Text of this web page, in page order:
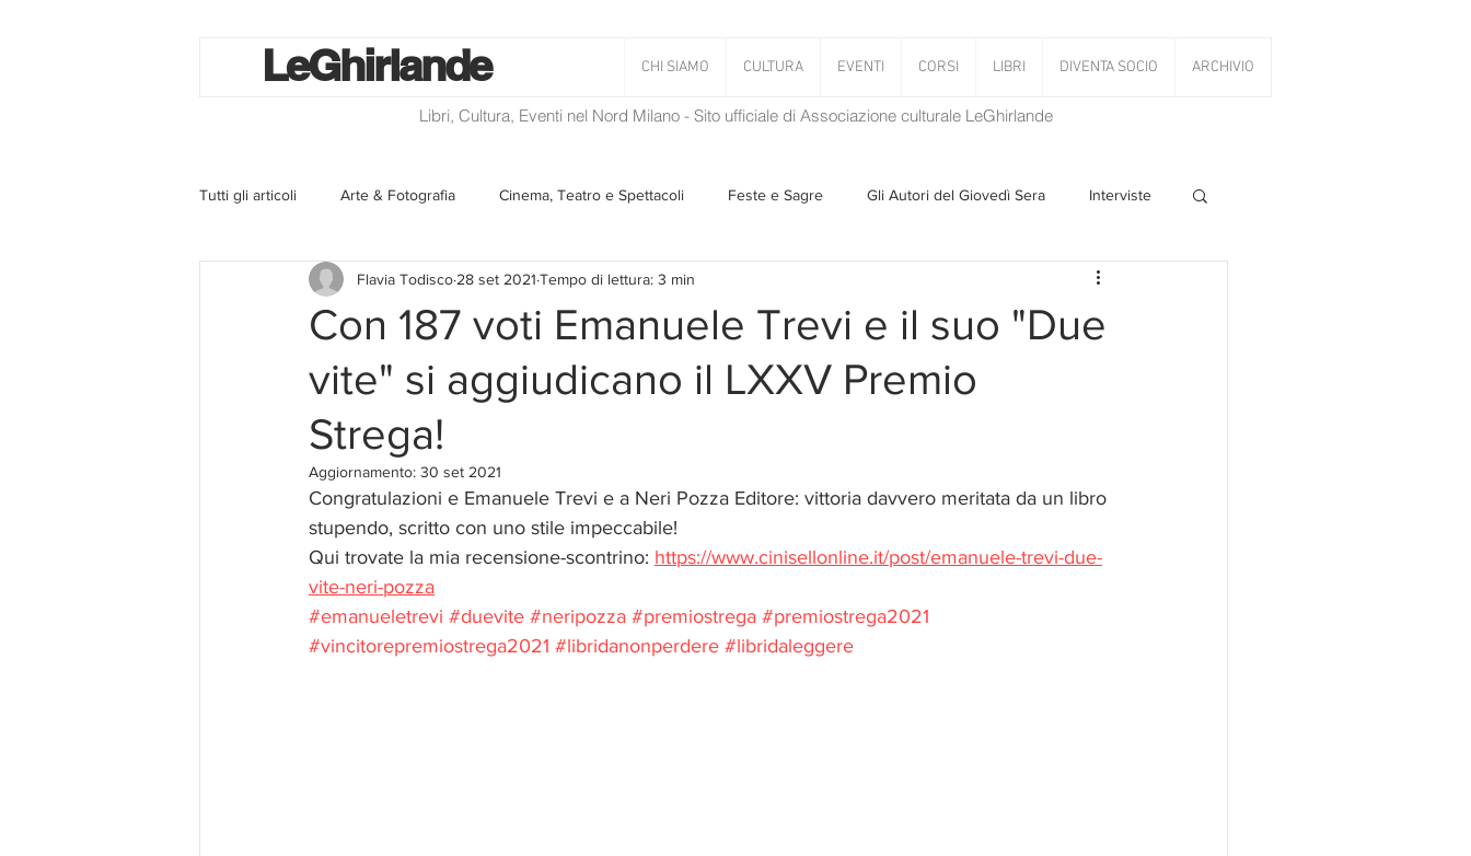
CHI SIAMO CULTURA EVENTI CORSI LIBRI DIVENTA SOCIO ARCHIVIO
LeGhirlande
Libri, Cultura, Eventi nel Nord Milano - Sito ufficiale di Associazione culturale LeGhirlande
Tutti gli articoli Arte & Fotografia Cinema, Teatro e Spettacoli Feste e Sagre Gli Autori del Giovedì Sera Interviste
La lotteria degli scontrini Libri Musica Storie Taciute
Eventi ed iniziative Utilità Il Blog di Mirabilis Salvaguardia dell'ambiente Ambiente
Progetti
Con 187 voti Emanuele Trevi e il suo "Due
vite" si aggiudicano il LXXV Premio
Strega!
Flavia Todisco 28 set 2021 Tempo di lettura: 3 min
Aggiornamento: 30 set 2021
Congratulazioni e Emanuele Trevi e a Neri Pozza Editore: vittoria davvero meritata da un libro
stupendo, scritto con uno stile impeccabile!
Qui trovate la mia recensione-scontrino: https://www.cinisellonline.it/post/emanuele-trevi-due-
vite-neri-pozza
#emanueletrevi #duevite #neripozza #premiostrega #premiostrega2021
#vincitorepremiostrega2021 #libridanonperdere #libridaleggere